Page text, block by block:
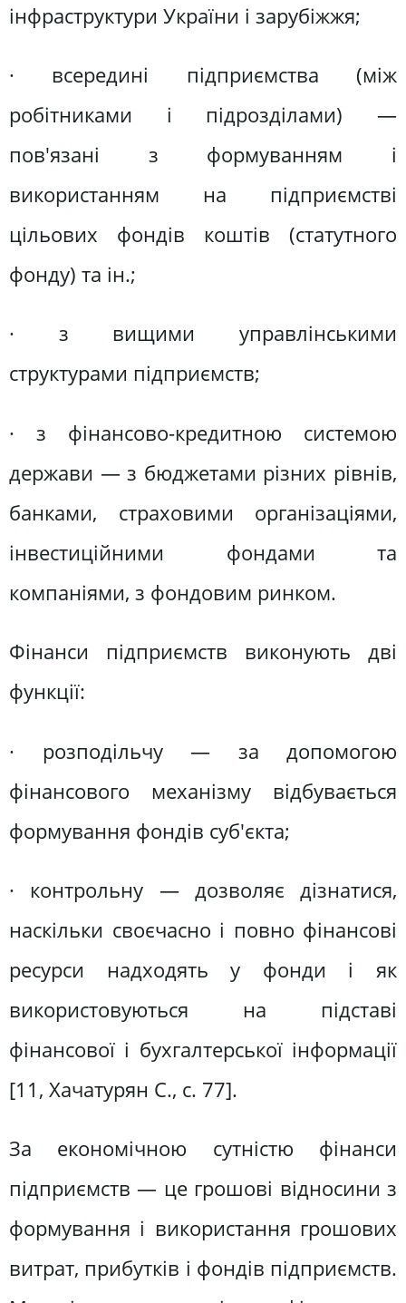
інфраструктури України і зарубіжжя;
· всередині підприємства (між
робітниками і підрозділами) —
пов'язані з формуванням і
використанням на підприємстві
цільових фондів коштів (статутного
фонду) та ін.;
· з вищими управлінськими
структурами підприємств;
· з фінансово-кредитною системою
держави — з бюджетами різних рівнів,
банками, страховими організаціями,
інвестиційними фондами та
компаніями, з фондовим ринком.
Фінанси підприємств виконують дві
функції:
· розподільчу — за допомогою
фінансового механізму відбувається
формування фондів суб'єкта;
· контрольну — дозволяє дізнатися,
наскільки своєчасно і повно фінансові
ресурси надходять у фонди і як
використовуються на підставі
фінансової і бухгалтерської інформації
[11, Хачатурян С., c. 77].
За економічною сутністю фінанси
підприємств — це грошові відносини з
формування і використання грошових
витрат, прибутків і фондів підприємств.